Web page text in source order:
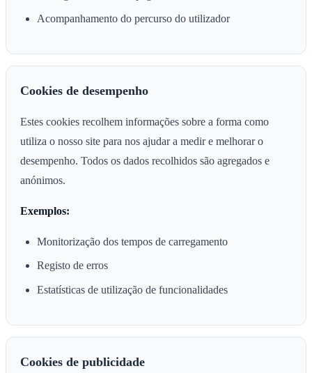
Acompanhamento do percurso do utilizador
Cookies de desempenho
Estes cookies recolhem informações sobre a forma como
utiliza o nosso site para nos ajudar a medir e melhorar o
desempenho. Todos os dados recolhidos são agregados e
anónimos.
Exemplos:
Monitorização dos tempos de carregamento
Registo de erros
Estatísticas de utilização de funcionalidades
Cookies de publicidade